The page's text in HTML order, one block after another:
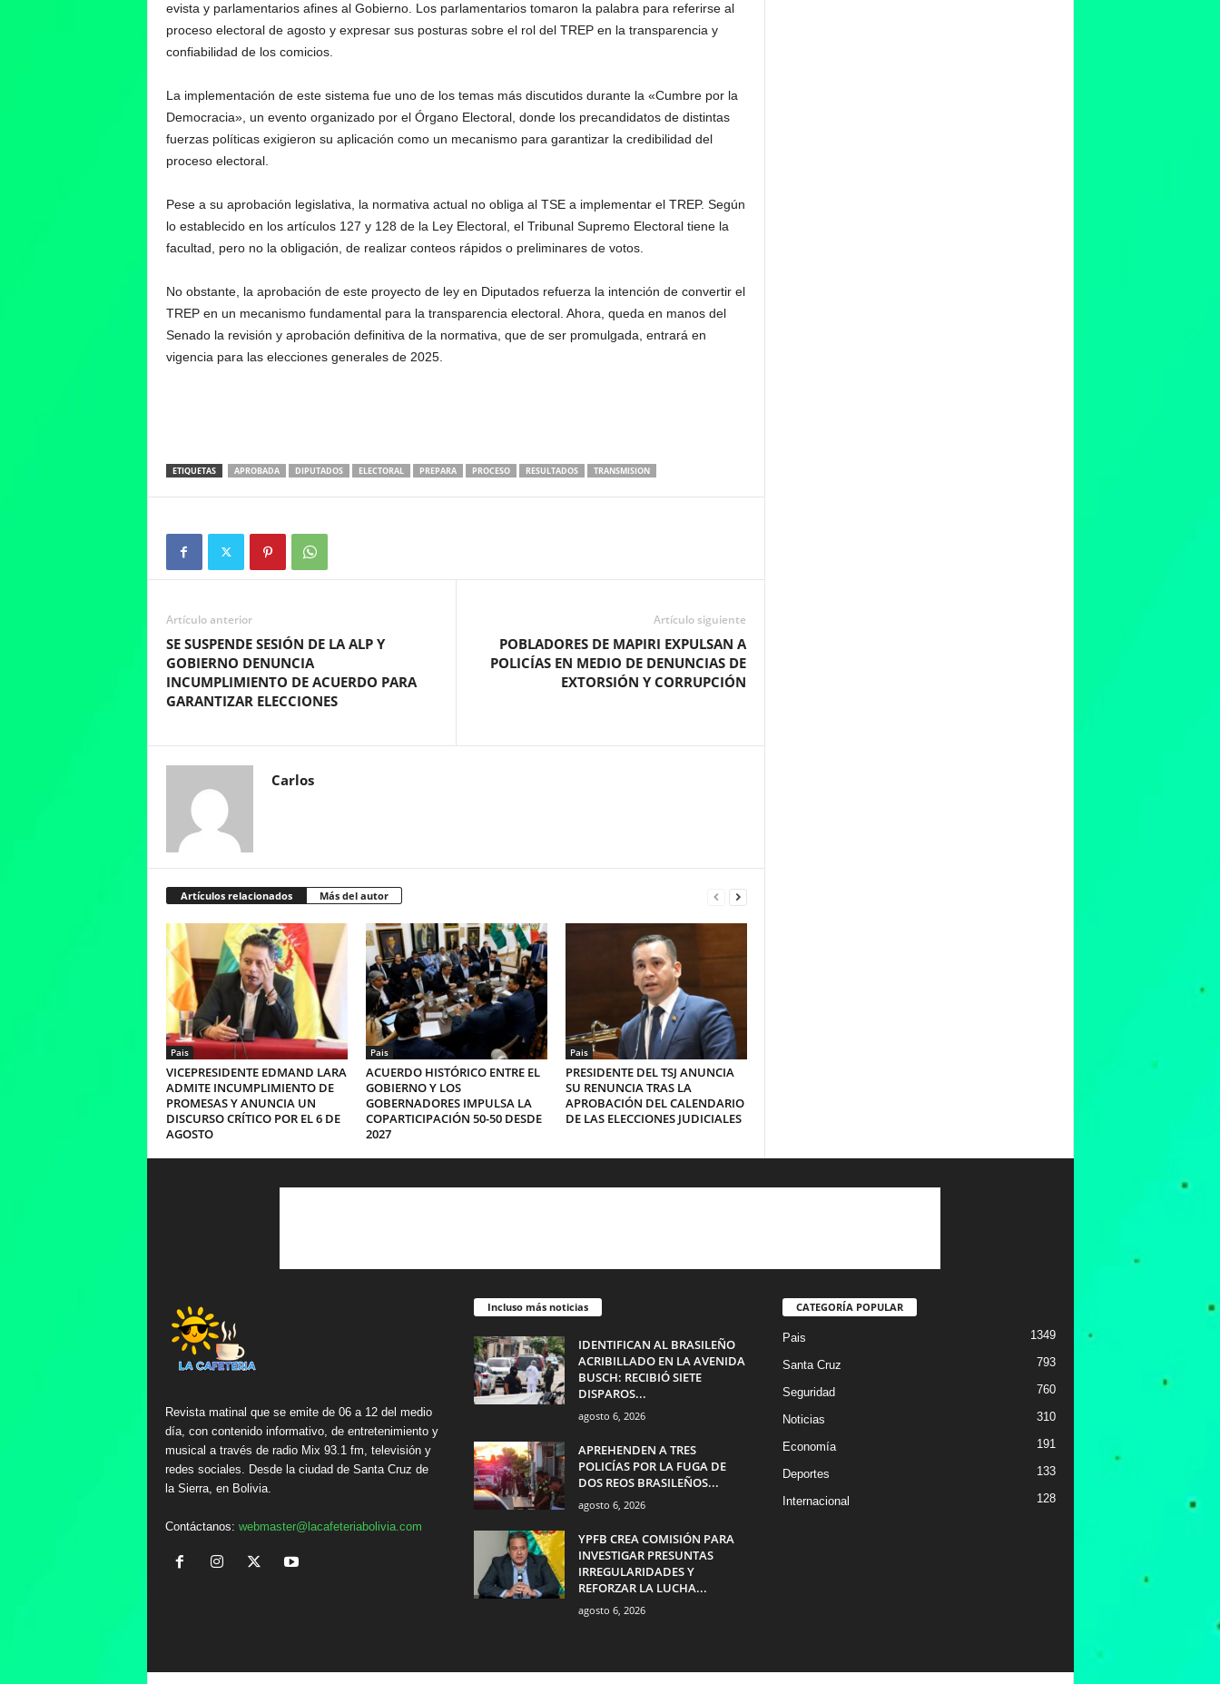
evista y parlamentarios afines al Gobierno. Los parlamentarios tomaron la palabra para referirse al
proceso electoral de agosto y expresar sus posturas sobre el rol del TREP en la transparencia y
confiabilidad de los comicios.
La implementación de este sistema fue uno de los temas más discutidos durante la «Cumbre por la
Democracia», un evento organizado por el Órgano Electoral, donde los precandidatos de distintas
fuerzas políticas exigieron su aplicación como un mecanismo para garantizar la credibilidad del
proceso electoral.
Pese a su aprobación legislativa, la normativa actual no obliga al TSE a implementar el TREP. Según
lo establecido en los artículos 127 y 128 de la Ley Electoral, el Tribunal Supremo Electoral tiene la
facultad, pero no la obligación, de realizar conteos rápidos o preliminares de votos.
No obstante, la aprobación de este proyecto de ley en Diputados refuerza la intención de convertir el
TREP en un mecanismo fundamental para la transparencia electoral. Ahora, queda en manos del
Senado la revisión y aprobación definitiva de la normativa, que de ser promulgada, entrará en
vigencia para las elecciones generales de 2025.
ETIQUETAS APROBADA DIPUTADOS ELECTORAL PREPARA PROCESO RESULTADOS TRANSMISION
Artículo anterior
SE SUSPENDE SESIÓN DE LA ALP Y
GOBIERNO DENUNCIA
INCUMPLIMIENTO DE ACUERDO PARA
GARANTIZAR ELECCIONES
Artículo siguiente
POBLADORES DE MAPIRI EXPULSAN A
POLICÍAS EN MEDIO DE DENUNCIAS DE
EXTORSIÓN Y CORRUPCIÓN
Carlos
Artículos relacionados Más del autor
Pais
VICEPRESIDENTE EDMAND LARA
ADMITE INCUMPLIMIENTO DE
PROMESAS Y ANUNCIA UN
DISCURSO CRÍTICO POR EL 6 DE
AGOSTO
Pais
ACUERDO HISTÓRICO ENTRE EL
GOBIERNO Y LOS
GOBERNADORES IMPULSA LA
COPARTICIPACIÓN 50-50 DESDE
2027
Pais
PRESIDENTE DEL TSJ ANUNCIA
SU RENUNCIA TRAS LA
APROBACIÓN DEL CALENDARIO
DE LAS ELECCIONES JUDICIALES
Revista matinal que se emite de 06 a 12 del medio
día, con contenido informativo, de entretenimiento y
musical a través de radio Mix 93.1 fm, televisión y
redes sociales. Desde la ciudad de Santa Cruz de
la Sierra, en Bolivia.
Contáctanos: webmaster@lacafeteriabolivia.com
Incluso más noticias
IDENTIFICAN AL BRASILEÑO
ACRIBILLADO EN LA AVENIDA
BUSCH: RECIBIÓ SIETE
DISPAROS...
agosto 6, 2026
APREHENDEN A TRES
POLICÍAS POR LA FUGA DE
DOS REOS BRASILEÑOS...
agosto 6, 2026
YPFB CREA COMISIÓN PARA
INVESTIGAR PRESUNTAS
IRREGULARIDADES Y
REFORZAR LA LUCHA...
agosto 6, 2026
CATEGORÍA POPULAR
Pais 1349
Santa Cruz 793
Seguridad 760
Noticias 310
Economía 191
Deportes 133
Internacional 128